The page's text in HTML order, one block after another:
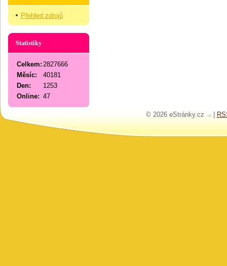
Přehled zdrojů
Statistiky
Online: 47
Celkem: 2827666
Měsíc:
40181
Den:
1253
© 2026 eStránky.cz